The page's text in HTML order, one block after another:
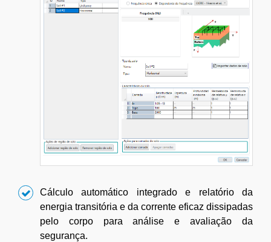
Cálculo automático integrado e relatório da
energia transitória e da corrente eficaz dissipadas
pelo corpo para análise e avaliação da
segurança.